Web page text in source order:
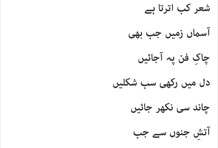
شعر کب اترتا ہے
آسماں زمیں جب بھی
چاکِ فن پہ آجائیں
دل میں رکھی سب شکلیں
چاند سی نکھر جائیں
آتشِ جنوں سے جب